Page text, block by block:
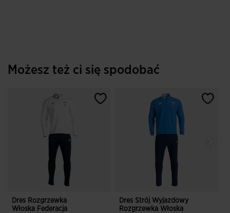
Możesz też ci się spodobać
Dres Rozgrzewka
Włoska Federacja
Dres Strój Wyjazdowy
Rozgrzewka Włoska